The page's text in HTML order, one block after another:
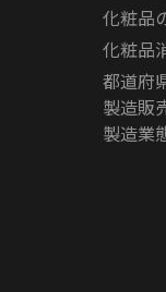
化粧品
化粧品
都道府
製造販
製造業